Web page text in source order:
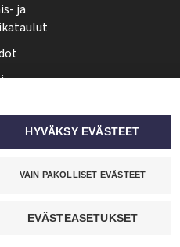
ja
somessa
HYVÄKSY EVÄSTEET
VAIN PAKOLLISET EVÄSTEET
EVÄSTEASETUKSET